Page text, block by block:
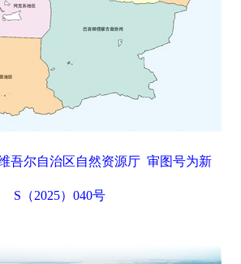
吾尔自治区自然资源厅 审图号为新
S（2025）040号